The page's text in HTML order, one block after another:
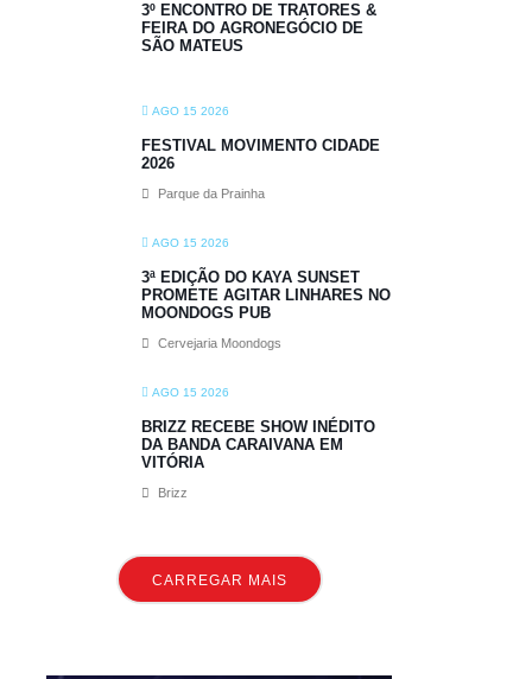
3º ENCONTRO DE TRATORES &
FEIRA DO AGRONEGÓCIO DE
SÃO MATEUS
AGO 15 2026
FESTIVAL MOVIMENTO CIDADE
2026
Parque da Prainha
AGO 15 2026
3ª EDIÇÃO DO KAYA SUNSET
PROMETE AGITAR LINHARES NO
MOONDOGS PUB
Cervejaria Moondogs
AGO 15 2026
BRIZZ RECEBE SHOW INÉDITO
DA BANDA CARAIVANA EM
VITÓRIA
Brizz
CARREGAR MAIS